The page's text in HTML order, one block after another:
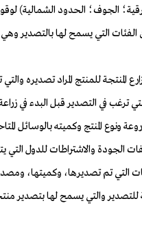
الجوف؛ الحدود الشمالية)
التي يسمح لها بالتصدير
في التصدير قبل البدء في
ونوع المنتج وكميته بالوسائل
للتصدير والتي يسمح لها